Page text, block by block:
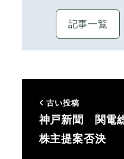
記事一覧
古い投稿
神戸新聞 関電
株主提案否決